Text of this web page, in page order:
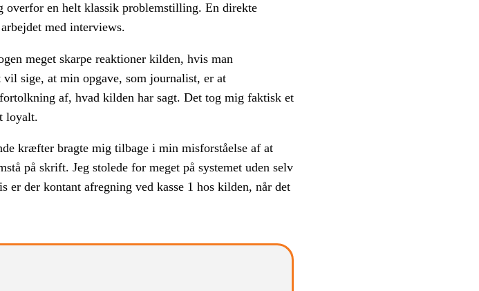
overfor en helt klassik problemstilling. En direkte
med interviews.
meget skarpe reaktioner kilden, hvis man
sige, at min opgave, som journalist, er at
af, hvad kilden har sagt. Det tog mig faktisk et
loyalt.
kræfter bragte mig tilbage i min misforståelse af at
på skrift. Jeg stolede for meget på systemet uden selv
der kontant afregning ved kasse 1 hos kilden, når det